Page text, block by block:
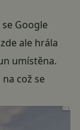
Google
ale hrála
umístěna.
což se